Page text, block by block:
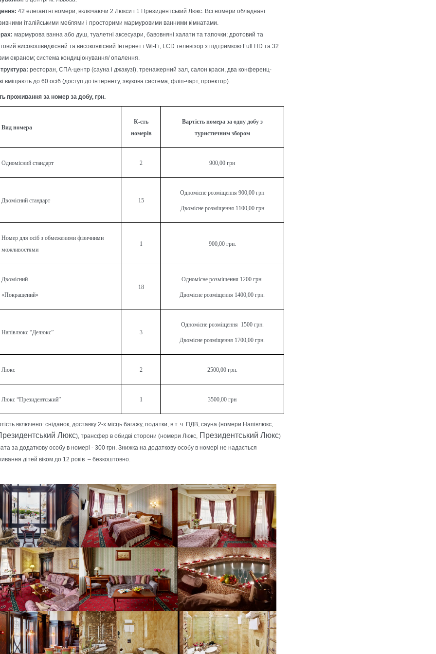
42 елегантні номери, включаючи 2 Люкси і 1 Президентський Люкс. Всі номери обладнані
італійськими меблями і просторими мармуровими ванними кімнатами.
мармурова ванна або душ, туалетні аксесуари, бавовняні халати та тапочки; дротовий та
високошвидкісний та високоякісний Інтернет і Wi-Fi, LCD телевізор з підтримкою Full HD та 32
екраном; система кондиціонування/ опалення.
ресторан, СПА-центр (сауна і джакузі), тренажерний зал, салон краси, два конференц-
вміщають до 60 осіб (доступ до інтернету, звукова система, фліп-чарт, проектор).
проживання за номер за добу, грн.
Вид номера
К-сть
номерів
Вартість номера за одну добу з
туристичним збором
Одномісний стандарт 2 900,00 грн
Двомісний cтандарт 15
Одномісне розміщення 900,00 грн
Двомісне розміщення 1100,00 грн
Номер для осіб з обмеженими фізичними
можливостями
1 900,00 грн.
Двомісний
«Покращений»
18
Одномісне розміщення 1200 грн.
Двомісне розміщення 1400,00 грн.
Напівлюкс “Делюкс” 3
Одномісне розміщення 1500 грн.
Двомісне розміщення 1700,00 грн.
Люкс 2 2500,00 грн.
Люкс “Президентський” 1 3500,00 грн
включено: сніданок, доставку 2-х місць багажу, податки, в т. ч. ПДВ, cауна (номери Напівлюкс,
Люкс), трансфер в обидві сторони (номери Люкс, Президентський Люкс)
за додаткову особу в номері - 300 грн. Знижка на додаткову особу в номері не надається
дітей віком до 12 років – безкоштовно.
larger version Show larger version Show larger version
version Show larger version Show larger version
larger version Show larger version Show larger version